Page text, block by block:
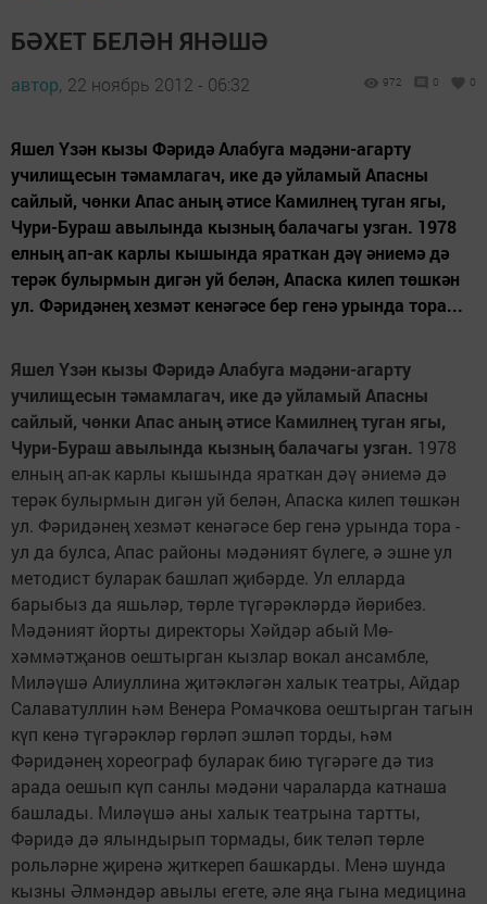
БӘХЕТ БЕЛӘН ЯНӘШӘ
автор, 22 ноябрь 2012 - 06:32 972 0 0
Яшел Үзән кызы Фәридә Алабуга мәдәни-агарту
училищесын тәмамлагач, ике дә уйламый Апасны
сайлый, чөнки Апас аның әтисе Камилнең туган ягы,
Чури-Бураш авылында кызның балачагы узган. 1978
елның ап-ак карлы кышында яраткан дәү әниемә дә
терәк булырмын дигән уй белән, Апаска килеп төшкән
ул. Фәридәнең хезмәт кенәгәсе бер генә урында тора...
Яшел Үзән кызы ФәридәАлабуга мәдәни-агарту
училищесын тәмамлагач, ике дәуйламый Апасны
сайлый, чөнки Апас аның әтисе Камилнеңтуган ягы,
Чури-Бураш авылында кызның балачагы узган. 1978
елның ап-ак карлы кышында яраткан дәү әниемә дә
терәк булырмын дигән уй белән, Апаска килеп төшкән
ул. Фәридәнең хезмәт кенәгәсе бер генә урында тора -
ул да булса, Апас районы мәдәният бүлеге, ә эшне ул
методист буларак башлап җи­бәрде. Ул елларда
барыбыз да яшьләр, төрле түгәрәкләрдә йөрибез.
Мәдәният йорты директоры Хәйдәр абый Мө­
хәммәтҗанов оештырган кызлар вокал ансамбле,
Миләүшә Алиуллина җи­тәкләгән халык театры, Айдар
Салаватуллин һәм Венера Ромачкова оештырган тагын
күп кенә түгәрәкләр гөрләп эшләп торды, һәм
Фәридәнең хореограф буларак бию түгәрәге дә тиз
арада оешып күп санлы мәдәни чараларда катнаша
башлады. Миләүшә аны халык театрына тартты,
Фәридә дә ялындырып тормады, бик теләп төрле
рольләрне җиренә җиткереп башкарды. Менә шунда
кызны Әлмәндәр авылы егете, әле яңа гына медицина